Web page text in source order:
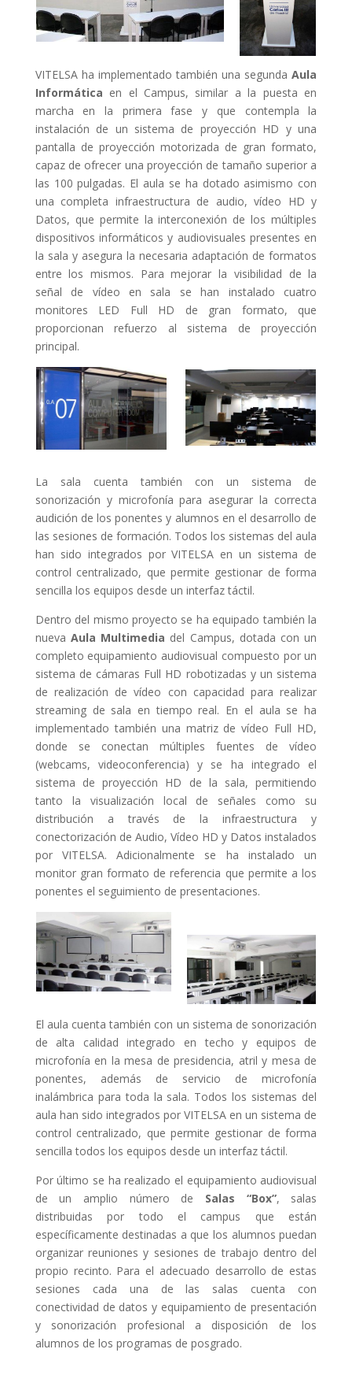
VITELSA ha implementado también una segundaAula
Informática en el Campus, similar a la puesta en
marcha en la primera fase y que contempla la
instalación de un sistema de proyección HD y una
pantalla de proyección motorizada de gran formato,
capaz de ofrecer una proyección de tamaño superior a
las 100 pulgadas. El aula se ha dotado asimismo con
una completa infraestructura de audio, vídeo HD y
Datos, que permite la interconexión de los múltiples
dispositivos informáticos y audiovisuales presentes en
la sala y asegura la necesaria adaptación de formatos
entre los mismos. Para mejorar la visibilidad de la
señal de vídeo en sala se han instalado cuatro
monitores LED Full HD de gran formato, que
proporcionan refuerzo al sistema de proyección
principal.
La sala cuenta también con un sistema de
sonorización y microfonía para asegurar la correcta
audición de los ponentes y alumnos en el desarrollo de
las sesiones de formación. Todos los sistemas del aula
han sido integrados por VITELSA en un sistema de
control centralizado, que permite gestionar de forma
sencilla los equipos desde un interfaz táctil.
Dentro del mismo proyecto se ha equipado también la
nueva Aula Multimedia del Campus, dotada con un
completo equipamiento audiovisual compuesto por un
sistema de cámaras Full HD robotizadas y un sistema
de realización de vídeo con capacidad para realizar
streaming de sala en tiempo real. En el aula se ha
implementado también una matriz de vídeo Full HD,
donde se conectan múltiples fuentes de vídeo
(webcams, videoconferencia) y se ha integrado el
sistema de proyección HD de la sala, permitiendo
tanto la visualización local de señales como su
distribución a través de la infraestructura y
conectorización de Audio, Vídeo HD y Datos instalados
por VITELSA. Adicionalmente se ha instalado un
monitor gran formato de referencia que permite a los
ponentes el seguimiento de presentaciones.
El aula cuenta también con un sistema de sonorización
de alta calidad integrado en techo y equipos de
microfonía en la mesa de presidencia, atril y mesa de
ponentes, además de servicio de microfonía
inalámbrica para toda la sala. Todos los sistemas del
aula han sido integrados por VITELSA en un sistema de
control centralizado, que permite gestionar de forma
sencilla todos los equipos desde un interfaz táctil.
Por último se ha realizado el equipamiento audiovisual
de un amplio número de Salas “Box”, salas
distribuidas por todo el campus que están
específicamente destinadas a que los alumnos puedan
organizar reuniones y sesiones de trabajo dentro del
propio recinto. Para el adecuado desarrollo de estas
sesiones cada una de las salas cuenta con
conectividad de datos y equipamiento de presentación
y sonorización profesional a disposición de los
alumnos de los programas de posgrado.